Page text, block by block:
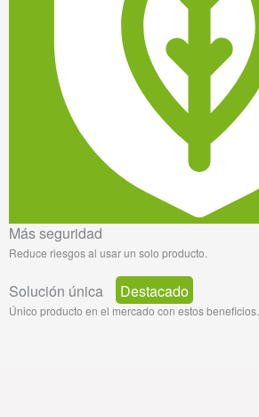
Más seguridad
Reduce riesgos al usar un solo producto.
Solución única Destacado
Único producto en el mercado con estos beneficios.